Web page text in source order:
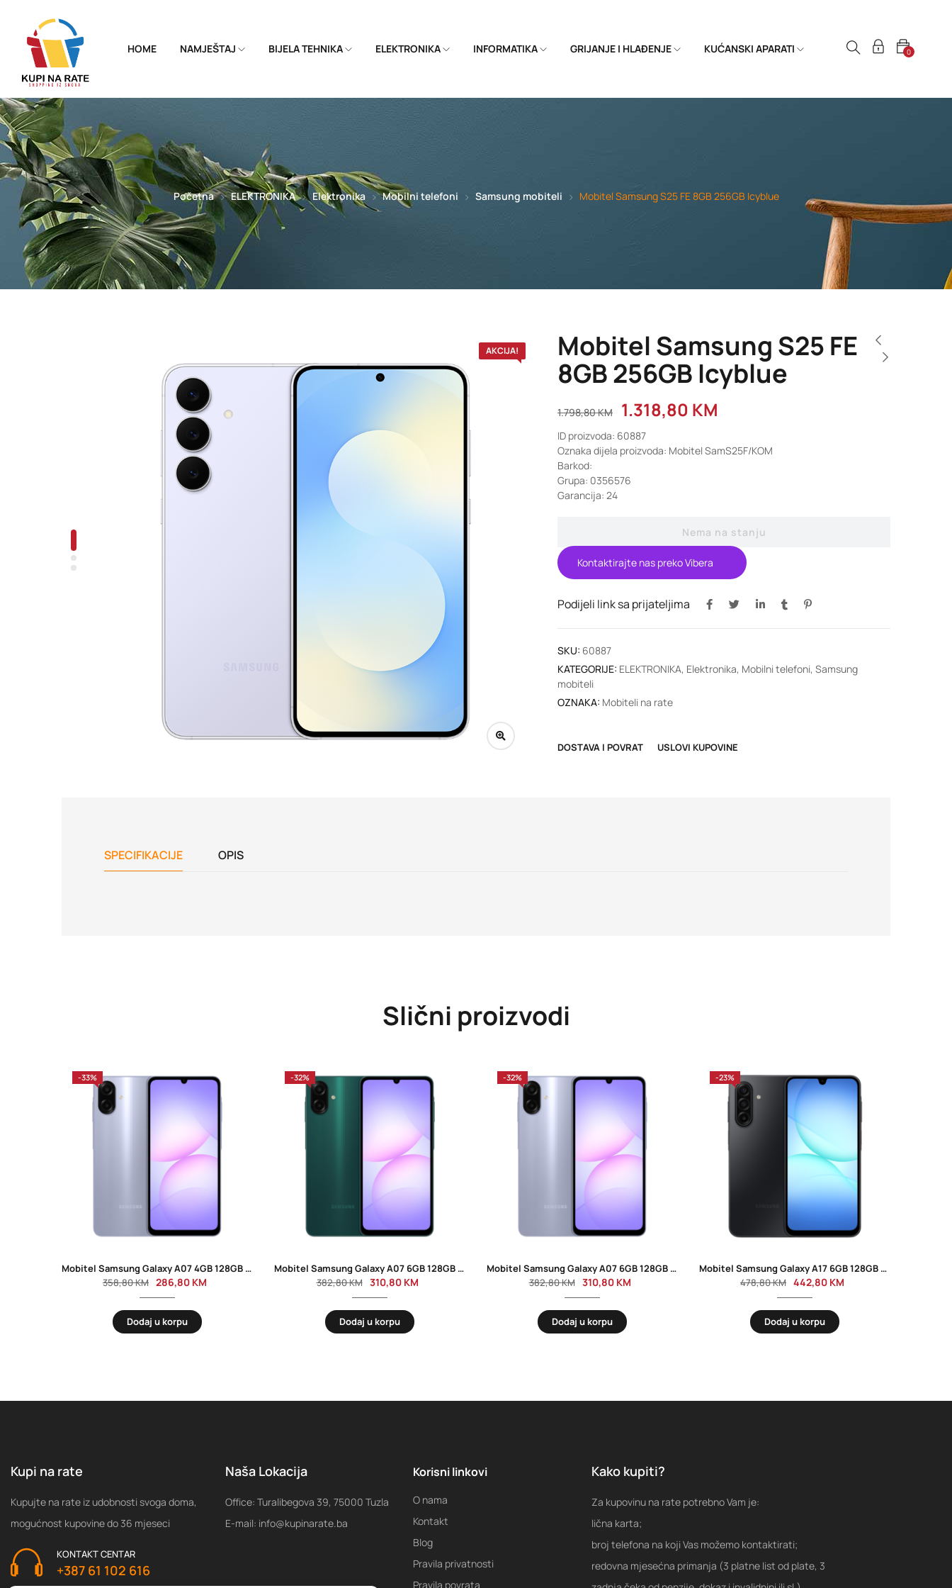
HOME NAMJEŠTAJ BIJELA TEHNIKA ELEKTRONIKA INFORMATIKA GRIJANJE I HLAĐENJE KUĆANSKI APARATI 0
Početna ELEKTRONIKA Elektronika Mobilni telefoni Samsung mobiteli Mobitel Samsung S25 FE 8GB 256GB Icyblue
AKCIJA! Mobitel Samsung S25 FE
8GB 256GB Icyblue
1.798,80KM 1.318,80 KM
ID proizvoda: 60887
Oznaka dijela proizvoda: Mobitel SamS25F/KOM
Barkod:
Grupa: 0356576
Garancija: 24
Nema na stanju
Kontaktirajte nas preko Vibera
Podijeli link sa prijateljima
SKU: 60887
KATEGORIJE: ELEKTRONIKA, Elektronika, Mobilni telefoni, Samsung
mobiteli
OZNAKA: Mobiteli na rate
DOSTAVA I POVRAT USLOVI KUPOVINE
SPECIFIKACIJE OPIS
Slični proizvodi
-33%
Mobitel Samsung Galaxy A07 4GB 128GB Light Violet
358,80KM 286,80 KM
Dodaj u korpu
-32%
Mobitel Samsung Galaxy A07 6GB 128GB Green
382,80KM 310,80 KM
Dodaj u korpu
-32%
Mobitel Samsung Galaxy A07 6GB 128GB Violet
382,80KM 310,80 KM
Dodaj u korpu
-23%
Mobitel Samsung Galaxy A17 6GB 128GB Dual Sim Black
478,80KM 442,80 KM
Dodaj u korpu
Kupi na rate
Kupujte na rate iz udobnosti svoga doma,
mogućnost kupovine do 36 mjeseci
KONTAKT CENTAR
+387 61 102 616
Naša Lokacija
Office: Turalibegova 39, 75000 Tuzla
E-mail: info@kupinarate.ba
Korisni linkovi
O nama
Kontakt
Blog
Pravila privatnosti
Pravila povrata
Kako kupiti?
Za kupovinu na rate potrebno Vam je:
lična karta;
broj telefona na koji Vas možemo kontaktirati;
redovna mjesećna primanja (3 platne list od plate, 3